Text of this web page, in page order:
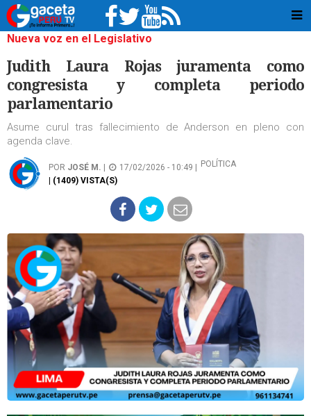
Nueva voz en el Legislativo
Judith Laura Rojas juramenta como
congresista y completa periodo
parlamentario
Asume curul tras fallecimiento de Anderson en pleno con
agenda clave.
POR JOSÉ M. 17/02/2026 - 10:49 |
POLÍTICA
| (1409) VISTA(S)